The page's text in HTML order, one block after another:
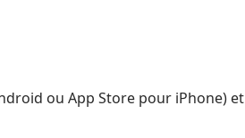
ou App Store pour iPhone) et